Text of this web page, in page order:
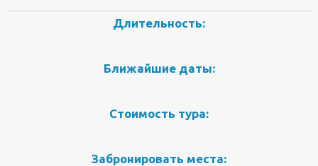
Длительность:
Ближайшие даты:
Стоимость тура:
Забронировать места: